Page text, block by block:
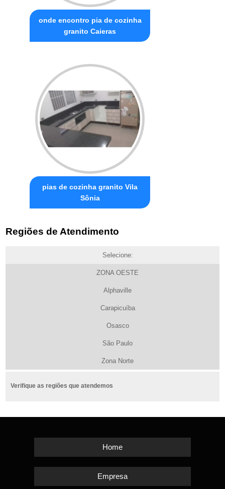
onde encontro pia de cozinha
granito Caieras
pias de cozinha granito Vila
Sônia
Regiões de Atendimento
Selecione:
ZONA OESTE
Alphaville
Carapicuíba
Osasco
São Paulo
Zona Norte
Verifique as regiões que atendemos
Home
Empresa